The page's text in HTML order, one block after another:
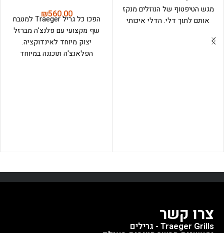
מגש הטיפטוף של הנוזלים מנקז
אותם לתוך דלי. הדלי איכותי
מזג האוויר. כל הליכלוך והשומן
₪560.00
הפכו כל גריל Traeger למטבח
שף מקצועי עם פלנצ'ה מברזל
יצוק מיוחד לאינדוקציה.
הפלאנצ'ה תוכננה במיוחד
מהרגע הראשון – ללא צורך
מבנה הברזל היצוק שומר על חום
גבוה לאורך זמן ומבטיח תוצאות
צרו קשר
Traeger Grills - גרילים